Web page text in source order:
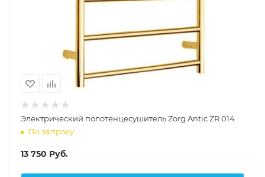
Электрический полотенцесушитель Zorg Antic ZR 014
По запросу
13 750 Руб.